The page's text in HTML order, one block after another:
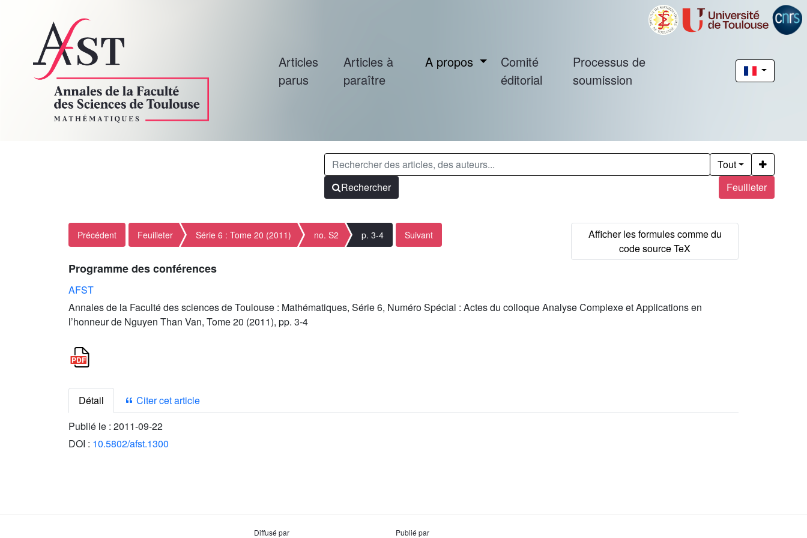
Articles
parus
Articles à
paraître
A propos
Comité
éditorial
Processus de
soumission
Feuilleter
Tout
Rechercher
Précédent Feuilleter Série 6 : Tome 20 (2011) no. S2 p. 3-4 Suivant
Programme des conférences
AFST
Annales de la Faculté des sciences de Toulouse : Mathématiques, Série 6, Numéro Spécial : Actes du colloque Analyse Complexe et Applications en
l’honneur de Nguyen Than Van, Tome 20 (2011), pp. 3-4
Détail
Citer cet article
Publié le : 2011-09-22
DOI : 10.5802/afst.1300
Diffusé par Publié par